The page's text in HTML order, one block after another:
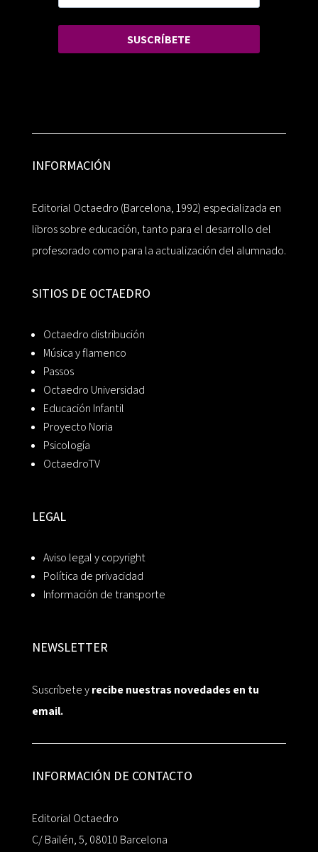
SUSCRÍBETE
INFORMACIÓN
Editorial Octaedro (Barcelona, 1992) especializada en
libros sobre educación, tanto para el desarrollo del
profesorado como para la actualización del alumnado.
SITIOS DE OCTAEDRO
Octaedro distribución
Música y flamenco
Passos
Octaedro Universidad
Educación Infantil
Proyecto Noria
Psicología
OctaedroTV
LEGAL
Aviso legal y copyright
Política de privacidad
Información de transporte
NEWSLETTER
Suscríbete yrecibe nuestras novedades en tu
email.
INFORMACIÓN DE CONTACTO
Editorial Octaedro
C/ Bailén, 5, 08010 Barcelona